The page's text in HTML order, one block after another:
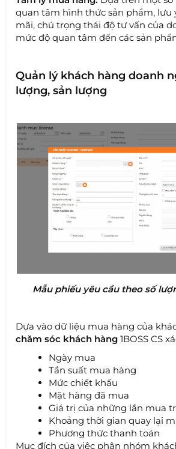
quan tâm hình thức sản phẩm, lưu
mãi, chú trọng thái độ tư vấn của
mức độ quan tâm đến các sản
Quản lý khách hàng doanh
lượng, sản lượng
Mẫu phiếu yêu cầu theo số
Dựa vào dữ liệu mua hàng của
chăm sóc khách hàng1BOSS CS
Ngày mua
Tần suất mua hàng
Mức chiết khấu
Mặt hàng đã mua
Giá trị của những lần mua
Khoảng thời gian quay lại
Phương thức thanh toán
Mục đích của việc phân nhóm